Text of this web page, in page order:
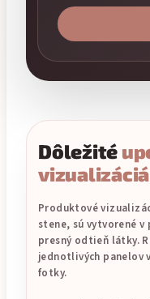
Dôležité
Produktové
stene, sú vytvorené
presný odtieň látky.
jednotlivých panelov
fotky.